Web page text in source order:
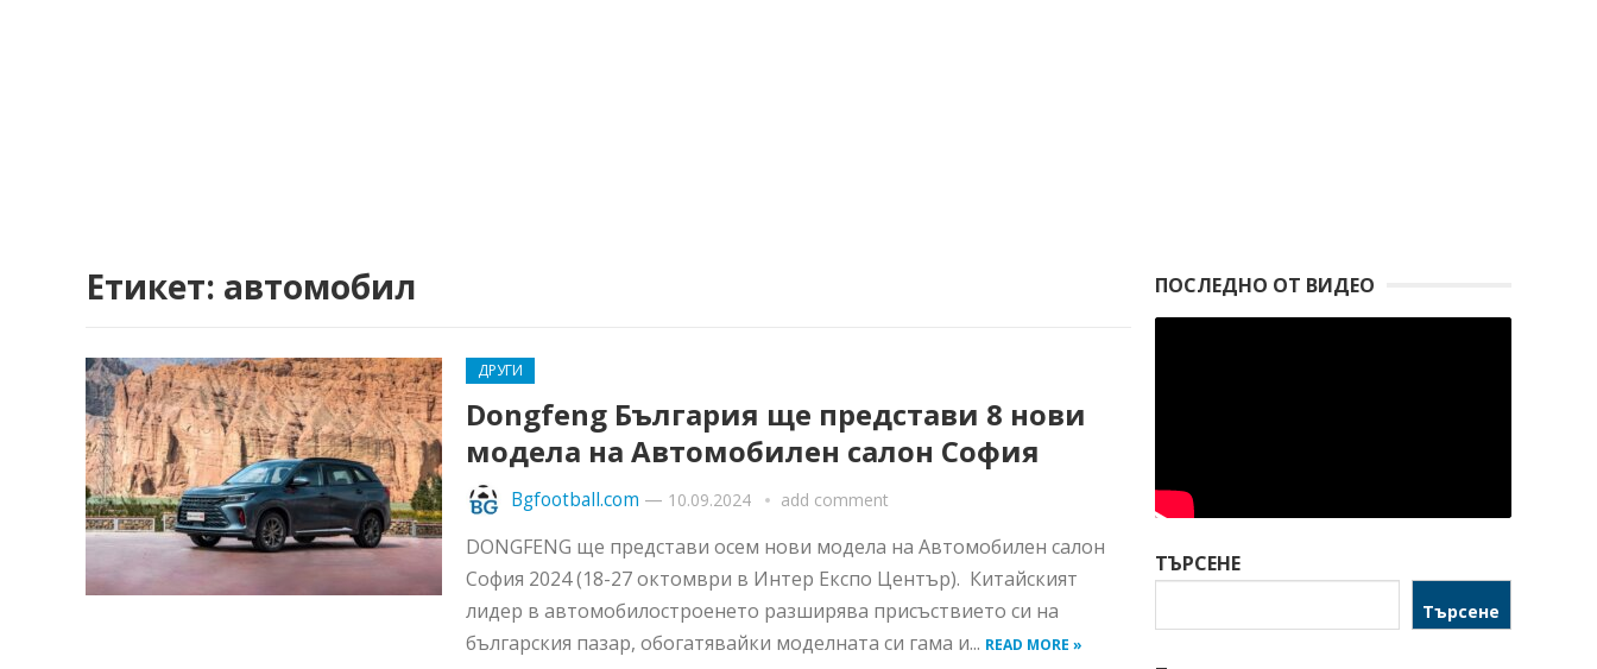
Етикет: автомобил
ДРУГИ
Dongfeng България ще представи 8 нови
модела на Автомобилен салон София
Bgfootball.com — 10.09.2024 add comment
DONGFENG ще представи осем нови модела на Автомобилен салон
София 2024 (18-27 октомври в Интер Експо Център). Китайският
лидер в автомобилостроенето разширява присъствието си на
българския пазар, обогатявайки моделната си гама и... READ MORE »
ПОСЛЕДНО ОТ ВИДЕО
ТЪРСЕНЕ
Търсене